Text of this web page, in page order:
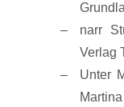
narr
Verlag
Unter